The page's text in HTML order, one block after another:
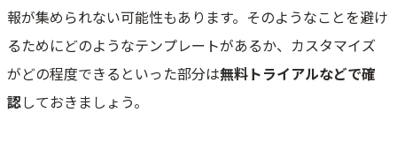
報が集められない可能性もあります。そのようなことを避け
るためにどのようなテンプレートがあるか、カスタマイズ
がどの程度できるといった部分は無料トライアルなどで確
認しておきましょう。